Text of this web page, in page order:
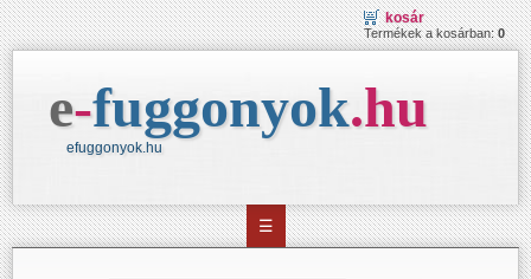
kosár
Termékek a kosárban:0
e-fuggonyok.hu
efuggonyok.hu
☰